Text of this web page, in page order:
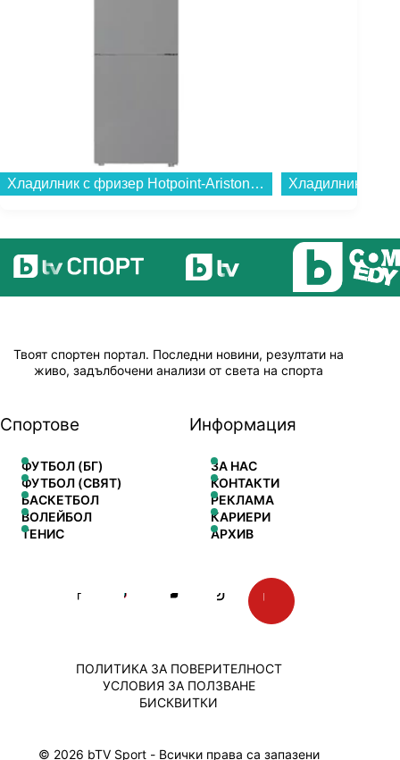
Хладилник с фризер Hotpoint-Ariston HPK 26362 XP4E , 316 l, E , No Frost , Инокс...
Твоят спортен портал. Последни новини, резултати на
живо, задълбочени анализи от света на спорта
Спортове
ФУТБОЛ (БГ)
ФУТБОЛ (СВЯТ)
БАСКЕТБОЛ
ВОЛЕЙБОЛ
ТЕНИС
Информация
ЗА НАС
КОНТАКТИ
РЕКЛАМА
КАРИЕРИ
АРХИВ
© 2026 bTV Sport - Всички права са запазени
ПОЛИТИКА ЗА ПОВЕРИТЕЛНОСТ
УСЛОВИЯ ЗА ПОЛЗВАНЕ
БИСКВИТКИ